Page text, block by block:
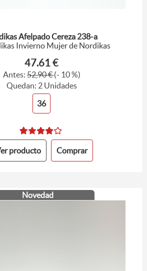
Afelpado Cereza 238-a
Invierno Mujer de Nordikas
47.61 €
Antes:52,90 €(- 10 %)
Quedan: 2 Unidades
36
producto Comprar
Novedad